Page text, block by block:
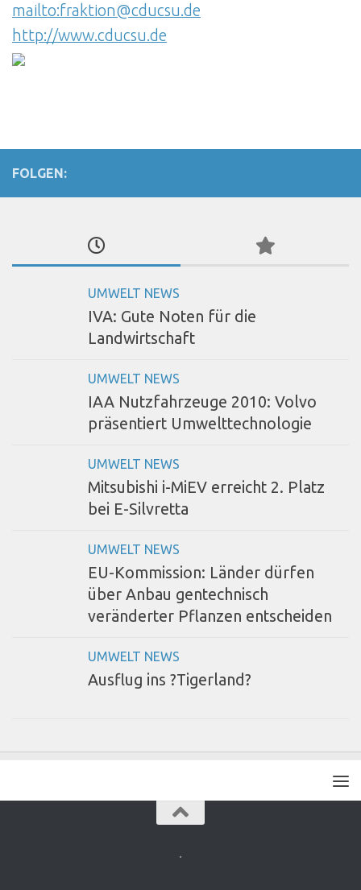
mailto:fraktion@cducsu.de
http://www.cducsu.de
FOLGEN:
UMWELT NEWS
IVA: Gute Noten für die
Landwirtschaft
UMWELT NEWS
IAA Nutzfahrzeuge 2010: Volvo
präsentiert Umwelttechnologie
UMWELT NEWS
Mitsubishi i-MiEV erreicht 2. Platz
bei E-Silvretta
UMWELT NEWS
EU-Kommission: Länder dürfen
über Anbau gentechnisch
veränderter Pflanzen entscheiden
UMWELT NEWS
Ausflug ins ?Tigerland?
.